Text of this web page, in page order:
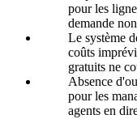
pour les
demande
Le système
coûts
gratuits ne
Absence
pour les
agents en